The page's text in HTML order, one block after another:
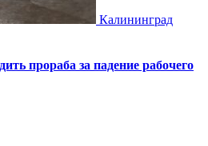
Калининград
прораба за падение рабочего